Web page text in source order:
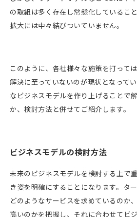
の取組は多く存在し常態化しているこ
拡大には中々結びついていません。
このように、各社様々な施策を打って
解決に至っていないのが現状となって
なビジネスモデルを作り上げることで
か、検討方法と併せてご紹介します。
ビジネスモデルの検討方法
未来のビジネスモデルを検討する上で
き姿を明確にすることになります。タ
どのようなサービスを求めているのか
高いのかを把握し、それに合わせてビ